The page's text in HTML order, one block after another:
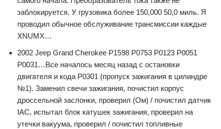
заблокируется. У грузовика более 150,000 50,0 миль. Я
проводил обычное обслуживание трансмиссии каждые
XNUMX…
2002 Jeep Grand Cherokee P1598 P0753 P0123 P0051
P0031…Все началось месяц назад с остановки
двигателя и кода P0301 (пропуск зажигания в цилиндре
№1). Заменил свечи зажигания, почистил корпус
дроссельной заслонки, проверил (Ом) / почистил датчик
IAC, испытал блок катушек зажигания, проверил на
утечки вакуума, проверил / почистил топливные